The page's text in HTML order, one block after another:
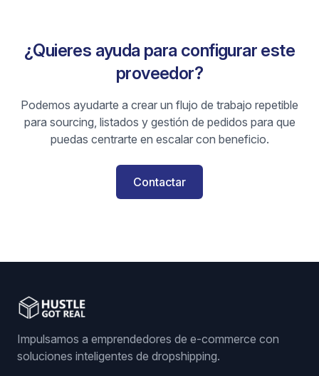
¿Quieres ayuda para configurar este
proveedor?
Podemos ayudarte a crear un flujo de trabajo repetible
para sourcing, listados y gestión de pedidos para que
puedas centrarte en escalar con beneficio.
Contactar
Impulsamos a emprendedores de e-commerce con
soluciones inteligentes de dropshipping.